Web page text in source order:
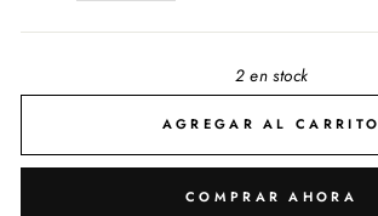
2 en stock
AGREGAR AL CARRITO
COMPRAR AHORA